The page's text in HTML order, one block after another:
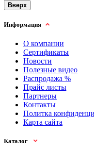
Вверх
Информация
О компании
Сертификаты
Новости
Полезные видео
Распродажа %
Прайс листы
Партнеры
Контакты
Политка
Карта сайта
Каталог